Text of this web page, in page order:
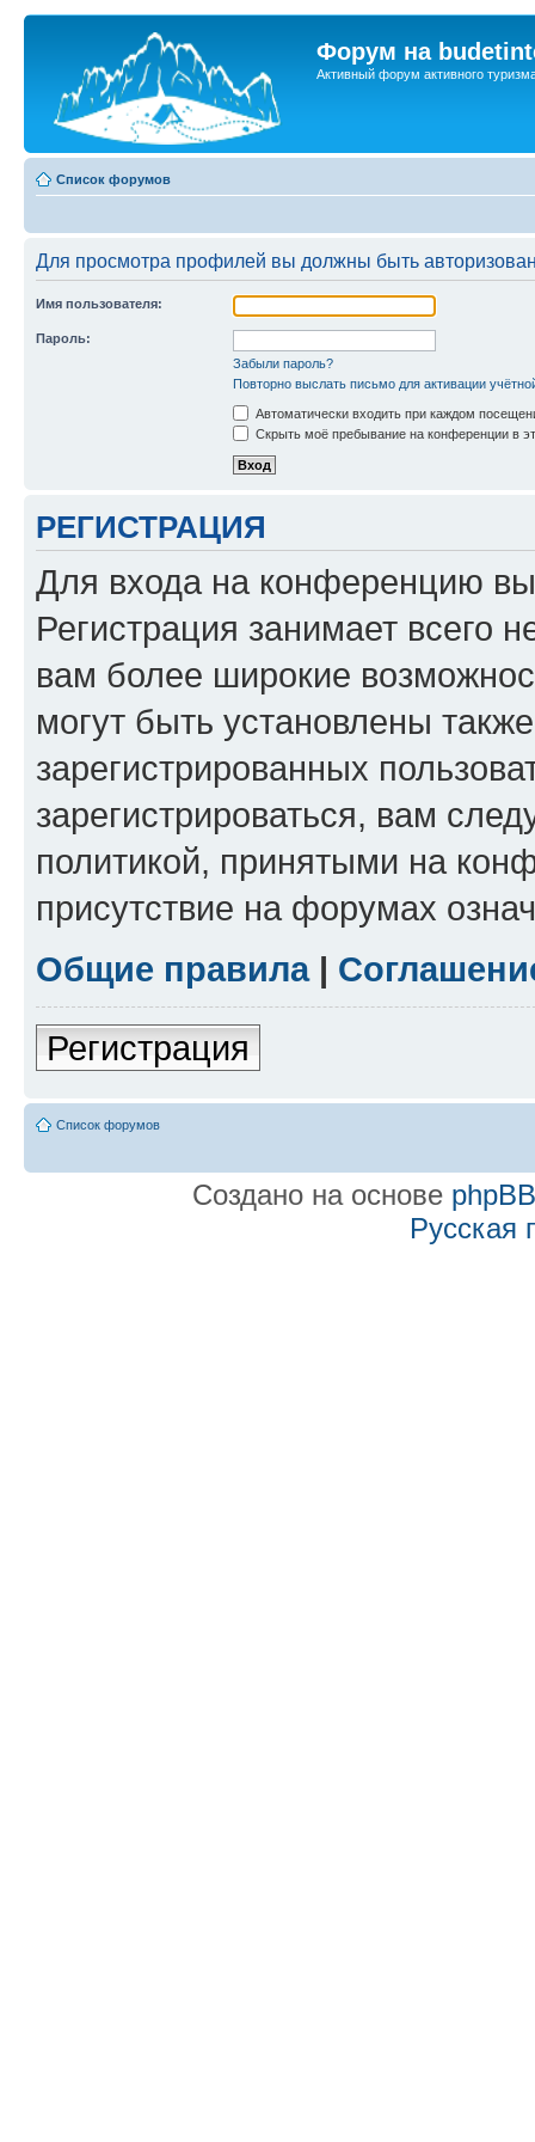
Форум на
Активный форум активного
Список форумов
Для просмотра профилей вы должны быть
Имя пользователя:
Пароль:
Забыли пароль?
Повторно выслать письмо для активации
Автоматически входить при каждом
Скрыть моё пребывание на конференции в
РЕГИСТРАЦИЯ
Для входа на конференцию
Регистрация занимает всего
вам более широкие
могут быть установлены
зарегистрированных
зарегистрироваться, вам
политикой, принятыми на
присутствие на форумах
Общие правила|
Регистрация
Список форумов
Создано на основе phpBB
Русская